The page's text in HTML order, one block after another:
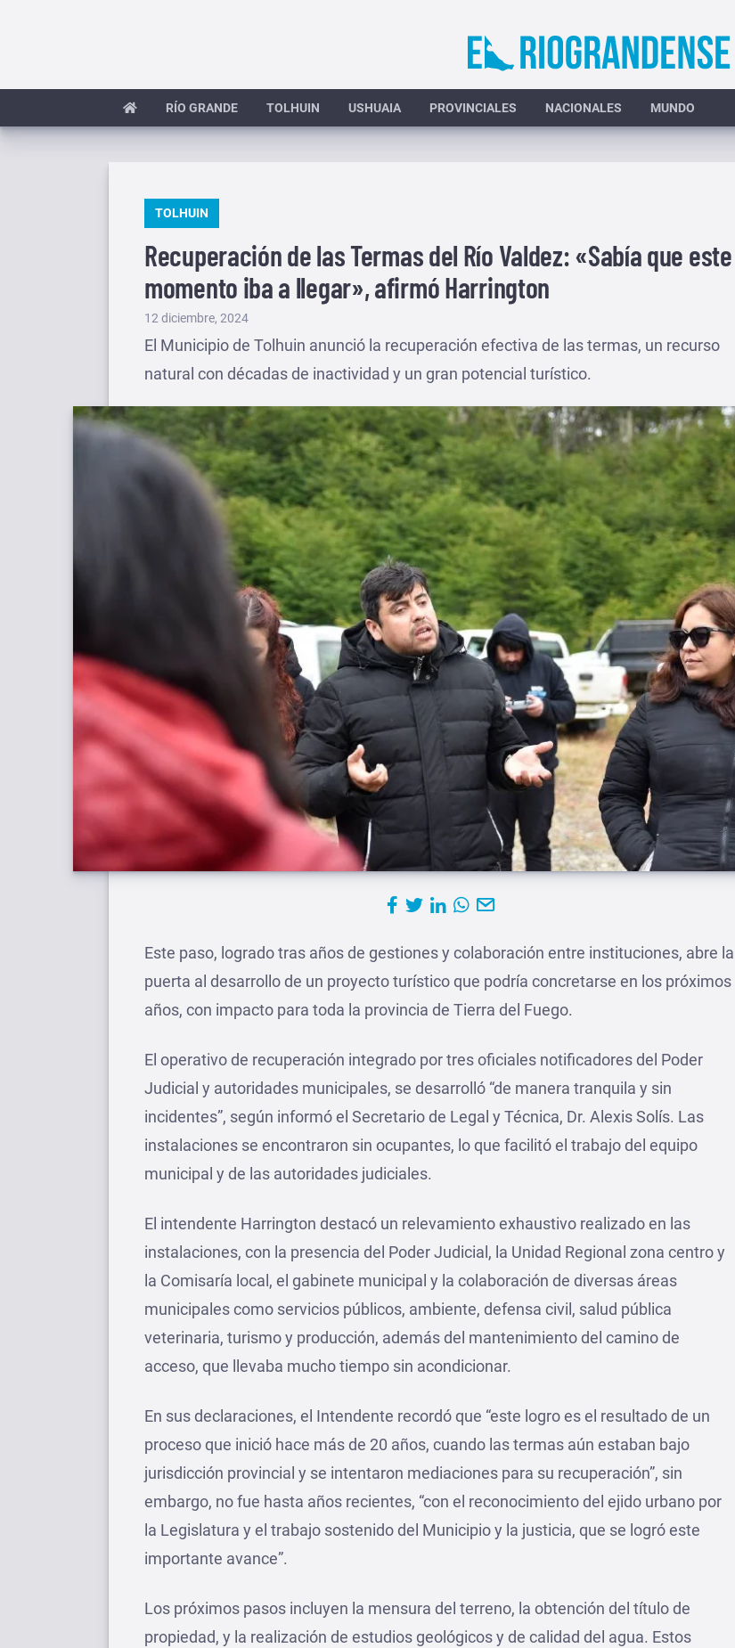
RÍO GRANDE TOLHUIN USHUAIA PROVINCIALES NACIONALES MUNDO
PUBLICADO
TOLHUIN
Recuperación de las Termas del Río Valdez: «Sabía que este
momento iba a llegar», afirmó Harrington
Publicado
el
12 diciembre, 2024
El Municipio de Tolhuin anunció la recuperación efectiva de las termas, un recurso
natural con décadas de inactividad y un gran potencial turístico.
Este paso, logrado tras años de gestiones y colaboración entre instituciones, abre la
puerta al desarrollo de un proyecto turístico que podría concretarse en los próximos
años, con impacto para toda la provincia de Tierra del Fuego.
El operativo de recuperación integrado por tres oficiales notificadores del Poder
Judicial y autoridades municipales, se desarrolló “de manera tranquila y sin
incidentes”, según informó el Secretario de Legal y Técnica, Dr. Alexis Solís. Las
instalaciones se encontraron sin ocupantes, lo que facilitó el trabajo del equipo
municipal y de las autoridades judiciales.
El intendente Harrington destacó un relevamiento exhaustivo realizado en las
instalaciones, con la presencia del Poder Judicial, la Unidad Regional zona centro y
la Comisaría local, el gabinete municipal y la colaboración de diversas áreas
municipales como servicios públicos, ambiente, defensa civil, salud pública
veterinaria, turismo y producción, además del mantenimiento del camino de
acceso, que llevaba mucho tiempo sin acondicionar.
En sus declaraciones, el Intendente recordó que “este logro es el resultado de un
proceso que inició hace más de 20 años, cuando las termas aún estaban bajo
jurisdicción provincial y se intentaron mediaciones para su recuperación”, sin
embargo, no fue hasta años recientes, “con el reconocimiento del ejido urbano por
la Legislatura y el trabajo sostenido del Municipio y la justicia, que se logró este
importante avance”.
Los próximos pasos incluyen la mensura del terreno, la obtención del título de
propiedad, y la realización de estudios geológicos y de calidad del agua. Estos